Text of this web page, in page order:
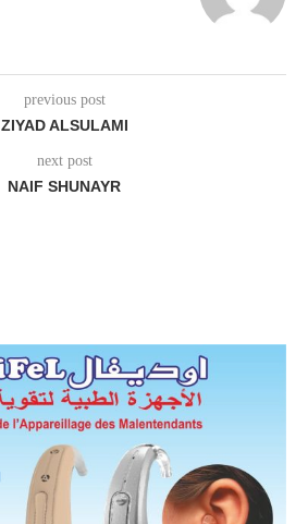
previous post
ZIYAD ALSULAMI
next post
NAIF SHUNAYR